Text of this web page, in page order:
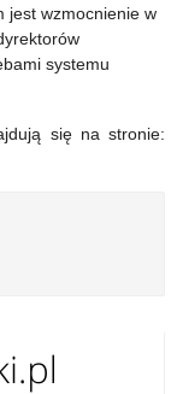
jest wzmocnienie w
systemu
się na stronie: